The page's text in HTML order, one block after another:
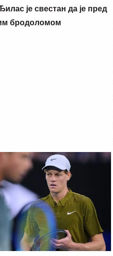
је свестан да је пред
бродоломом